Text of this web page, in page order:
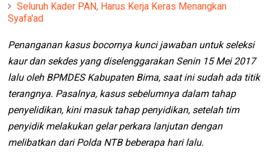
Seluruh Kader PAN, Harus Kerja Keras Menangkan
Syafa'ad
Penanganan kasus bocornya kunci jawaban untuk seleksi
kaur dan sekdes yang diselenggarakan Senin 15 Mei 2017
lalu oleh BPMDES Kabupaten Bima, saat ini sudah ada titik
terangnya. Pasalnya, kasus sebelumnya dalam tahap
penyelidikan, kini masuk tahap penyidikan, setelah tim
penyidik melakukan gelar perkara lanjutan dengan
melibatkan dari Polda NTB beberapa hari lalu.